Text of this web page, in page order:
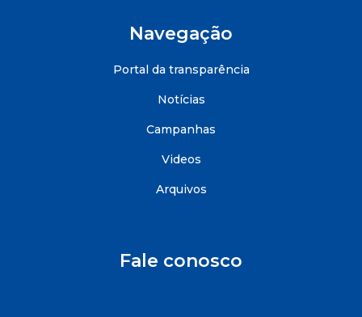
Navegação
Portal da transparência
Notícias
Campanhas
Videos
Arquivos
Fale conosco